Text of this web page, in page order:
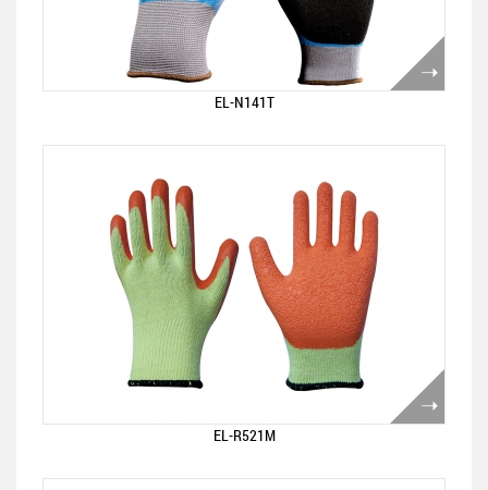
EL-N141T
EL-R521M